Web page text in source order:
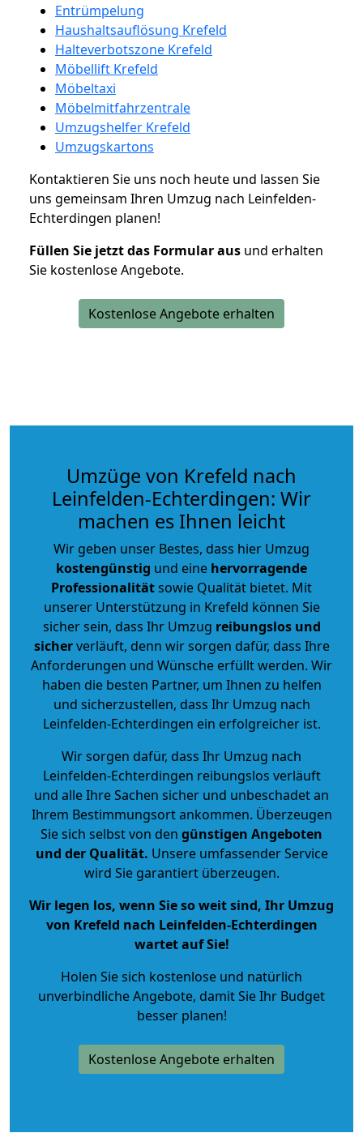
Entrümpelung
Haushaltsauflösung Krefeld
Halteverbotszone Krefeld
Möbellift Krefeld
Möbeltaxi
Möbelmitfahrzentrale
Umzugshelfer Krefeld
Umzugskartons
Kontaktieren Sie uns noch heute und lassen Sie
uns gemeinsam Ihren Umzug nach Leinfelden-
Echterdingen planen!
Füllen Sie jetzt das Formular aus und erhalten
Sie kostenlose Angebote.
Kostenlose Angebote erhalten
Umzüge von Krefeld nach
Leinfelden-Echterdingen: Wir
machen es Ihnen leicht
Wir geben unser Bestes, dass hier Umzug
kostengünstig und eine hervorragende
Professionalitätsowie Qualität bietet. Mit
unserer Unterstützung in Krefeld können Sie
sicher sein, dass Ihr Umzug reibungslos und
sicherverläuft, denn wir sorgen dafür, dass Ihre
Anforderungen und Wünsche erfüllt werden. Wir
haben die besten Partner, um Ihnen zu helfen
und sicherzustellen, dass Ihr Umzug nach
Leinfelden-Echterdingen ein erfolgreicher ist.
Wir sorgen dafür, dass Ihr Umzug nach
Leinfelden-Echterdingen reibungslos verläuft
und alle Ihre Sachen sicher und unbeschadet an
Ihrem Bestimmungsort ankommen. Überzeugen
Sie sich selbst von den günstigen Angeboten
und der Qualität. Unsere umfassender Service
wird Sie garantiert überzeugen.
Wir legen los, wenn Sie so weit sind, Ihr Umzug
von Krefeld nach Leinfelden-Echterdingen
wartet auf Sie!
Holen Sie sich kostenlose und natürlich
unverbindliche Angebote, damit Sie Ihr Budget
besser planen!
Kostenlose Angebote erhalten